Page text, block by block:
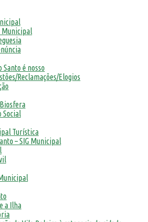
Municipal
Santo é nosso
Reclamações/Elogios
Social
Turística
– SIG Municipal
a Ilha